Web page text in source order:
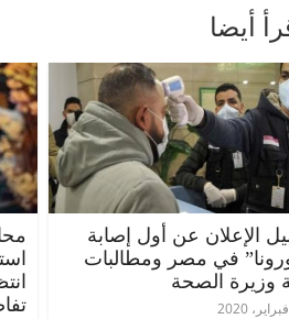
الإعلان عن أول إصابة
في مصر ومطالبات
وزيرة الصحة